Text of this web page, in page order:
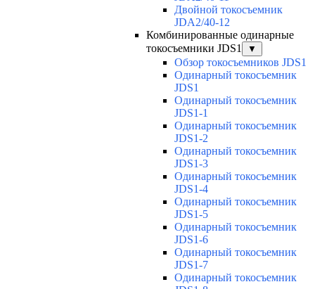
Двойной токосъемник
JDA2/40-12
Комбинированные одинарные
токосъемники JDS1
▼
Обзор токосъемников JDS1
Одинарный токосъемник
JDS1
Одинарный токосъемник
JDS1-1
Одинарный токосъемник
JDS1-2
Одинарный токосъемник
JDS1-3
Одинарный токосъемник
JDS1-4
Одинарный токосъемник
JDS1-5
Одинарный токосъемник
JDS1-6
Одинарный токосъемник
JDS1-7
Одинарный токосъемник